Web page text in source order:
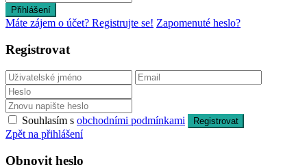
Přihlášení
Máte zájem o účet? Registrujte se! Zapomenuté heslo?
Registrovat
Souhlasím s obchodními podmínkami Registrovat
Zpět na přihlášení
Obnovit heslo